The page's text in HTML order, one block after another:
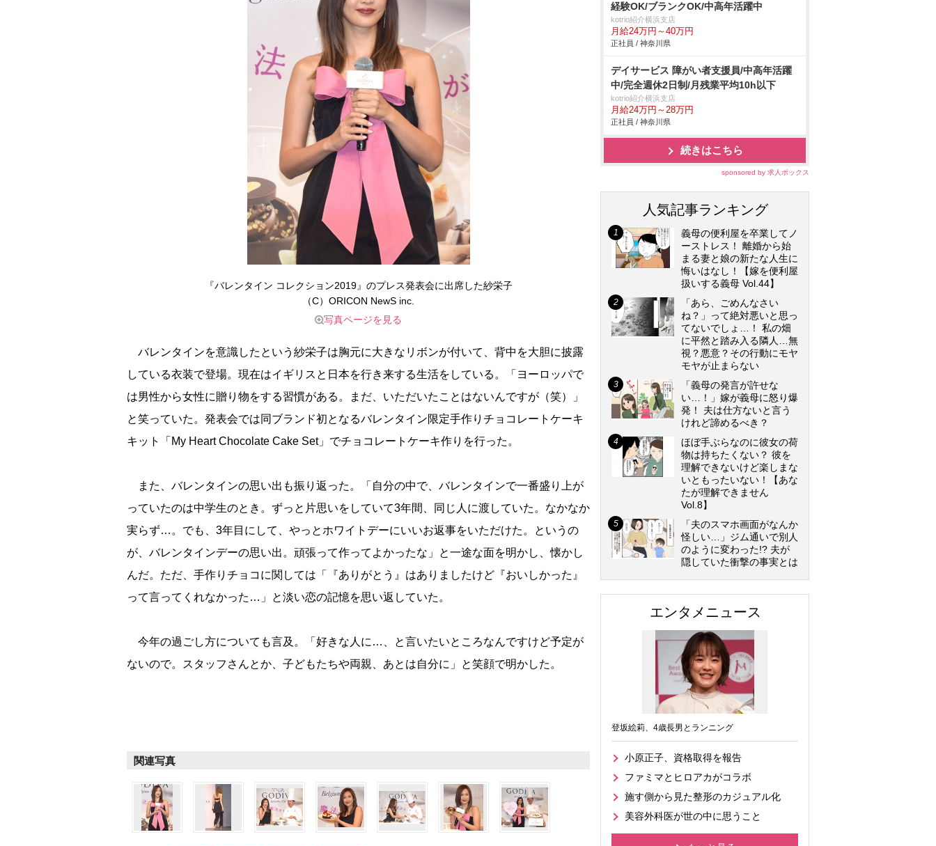
『バレンタイン コレクション2019』のプレス発表会に出席した紗栄子
（C）ORICON NewS inc.
写真ページを見る
バレンタインを意識したという紗栄子は胸元に大きなリボンが付いて、背中を大胆に披露
している衣装で登場。現在はイギリスと日本を行き来する生活をしている。「ヨーロッパで
は男性から女性に贈り物をする習慣がある。まだ、いただいたことはないんですが（笑）」
と笑っていた。発表会では同ブランド初となるバレンタイン限定手作りチョコレートケーキ
キット「My Heart Chocolate Cake Set」でチョコレートケーキ作りを行った。
また、バレンタインの思い出も振り返った。「自分の中で、バレンタインで一番盛り上が
っていたのは中学生のとき。ずっと片思いをしていて3年間、同じ人に渡していた。なかなか
実らず…。でも、3年目にして、やっとホワイトデーにいいお返事をいただけた。というの
が、バレンタインデーの思い出。頑張って作ってよかったな」と一途な面を明かし、懐かし
んだ。ただ、手作りチョコに関しては「『ありがとう』はありましたけど『おいしかった』
って言ってくれなかった…」と淡い恋の記憶を思い返していた。
今年の過ごし方についても言及。「好きな人に…、と言いたいところなんですけど予定が
ないので。スタッフさんとか、子どもたちや両親、あとは自分に」と笑顔で明かした。
関連写真
経験OK/ブランクOK/中高年活躍中
kotrio紹介横浜支店
月給24万円～40万円
正社員 / 神奈川県
デイサービス 障がい者支援員/中高年活躍
中/完全週休2日制/月残業平均10h以下
kotrio紹介横浜支店
月給24万円～28万円
正社員 / 神奈川県
続きはこちら
sponsored by 求人ボックス
人気記事ランキング
義母の便利屋を卒業してノ
ーストレス！ 離婚から始
まる妻と娘の新たな人生に
悔いはなし！【嫁を便利屋
扱いする義母 Vol.44】
「あら、ごめんなさい
ね？」って絶対悪いと思っ
てないでしょ…！ 私の畑
に平然と踏み入る隣人…無
視？悪意？その行動にモヤ
モヤが止まらない
「義母の発言が許せな
い…！」嫁が義母に怒り爆
発！ 夫は仕方ないと言う
けれど諦めるべき？
ほぼ手ぶらなのに彼女の荷
物は持ちたくない？ 彼を
理解できないけど楽しまな
いともったいない！【あな
たが理解できません
Vol.8】
「夫のスマホ画面がなんか
怪しい…」ジム通いで別人
のように変わった!? 夫が
隠していた衝撃の事実とは
エンタメニュース
登坂絵莉、4歳長男とランニング
小原正子、資格取得を報告
ファミマとヒロアカがコラボ
施す側から見た整形のカジュアル化
美容外科医が世の中に思うこと